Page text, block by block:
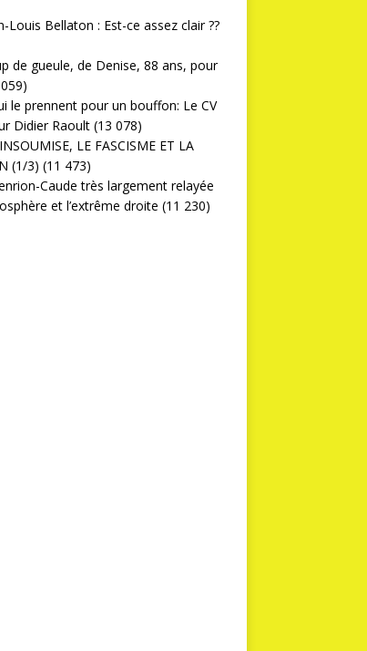
Louis Bellaton : Est-ce assez clair ??
de gueule, de Denise, 88 ans, pour
le prennent pour un bouffon: Le CV
Didier Raoult (13 078)
LE FASCISME ET LA
(1/3) (11 473)
Caude très largement relayée
et l’extrême droite (11 230)